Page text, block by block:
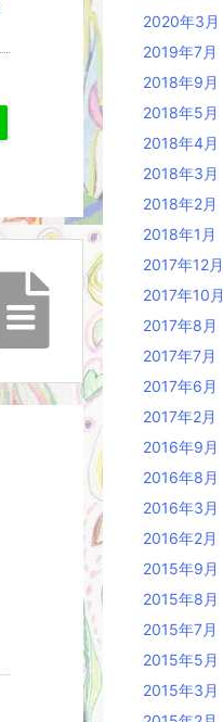
2020年3月
2019年7月
2018年9月
2018年5月
2018年4月
2018年3月
2018年2月
2018年1月
2017年12月
2017年10月
2017年8月
2017年7月
2017年6月
2017年2月
2016年9月
2016年8月
2016年3月
2016年2月
2015年9月
2015年8月
2015年7月
2015年5月
2015年3月